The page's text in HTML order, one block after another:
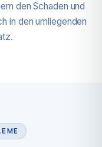
den Schaden und
in den umliegenden